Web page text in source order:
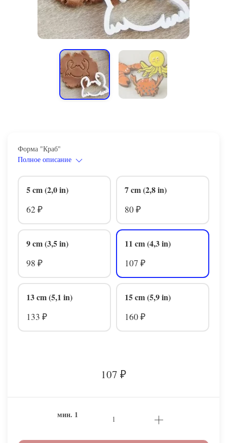
Форма "Краб"
Полное описание
5 cm (2,0 in)
62 ₽
7 cm (2,8 in)
80 ₽
9 cm (3,5 in)
98 ₽
11 cm (4,3 in)
107 ₽
13 cm (5,1 in)
133 ₽
15 cm (5,9 in)
160 ₽
107 ₽
мин. 1